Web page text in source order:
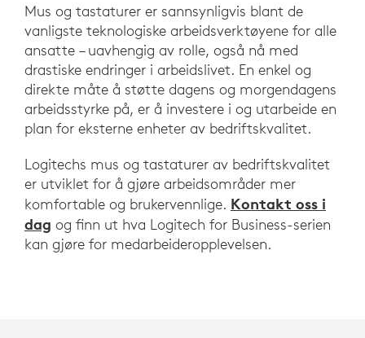
Mus og tastaturer er sannsynligvis blant de
vanligste teknologiske arbeidsverktøyene for alle
ansatte – uavhengig av rolle, også nå med
drastiske endringer i arbeidslivet. En enkel og
direkte måte å støtte dagens og morgendagens
arbeidsstyrke på, er å investere i og utarbeide en
plan for eksterne enheter av bedriftskvalitet.
Logitechs mus og tastaturer av bedriftskvalitet
er utviklet for å gjøre arbeidsområder mer
komfortable og brukervennlige. Kontakt oss i
dag og finn ut hva Logitech for Business-serien
kan gjøre for medarbeideropplevelsen.